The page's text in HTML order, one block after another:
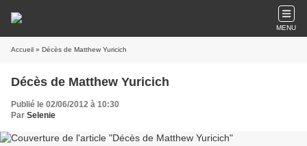
MENU
Accueil » Décès de Matthew Yuricich
Décès de Matthew Yuricich
Publié le 02/06/2012 à 10:30
Par Selenie